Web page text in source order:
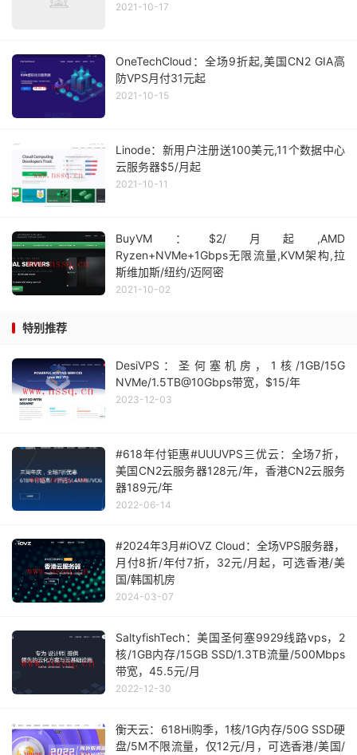
2021-10-17
OneTechCloud：全场9折起,美国CN2 GIA高
防VPS月付31元起
2021-10-15
Linode：新用户注册送100美元,11个数据中心
云服务器$5/月起
2021-10-11
BuyVM：$2/月起,AMD
Ryzen+NVMe+1Gbps无限流量,KVM架构,拉
斯维加斯/纽约/迈阿密
2021-10-02
特别推荐
DesiVPS：圣何塞机房，1核/1GB/15G
NVMe/1.5TB@10Gbps带宽，$15/年
2023-12-03
#618年付钜惠#UUUVPS三优云：全场7折，
美国CN2云服务器128元/年，香港CN2云服务
器189元/年
2022-06-14
#2024年3月#iOVZ Cloud：全场VPS服务器，
月付8折/年付7折，32元/月起，可选香港/美
国/韩国机房
2024-03-07
SaltyfishTech：美国圣何塞9929线路vps，2
核/1GB内存/15GB SSD/1.3TB流量/500Mbps
带宽，45.5元/月
2022-12-30
衡天云：618Hi购季，1核/1G内存/50G SSD硬
盘/5M不限流量，仅12元/月，可选香港/美国/